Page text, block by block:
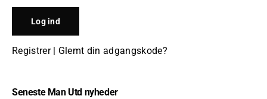
Registrer| Glemt din adgangskode?
Seneste Man Utd nyheder